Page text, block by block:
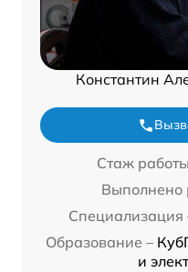
Константин
Стаж
Выполнено
Специализация
Образование –
и